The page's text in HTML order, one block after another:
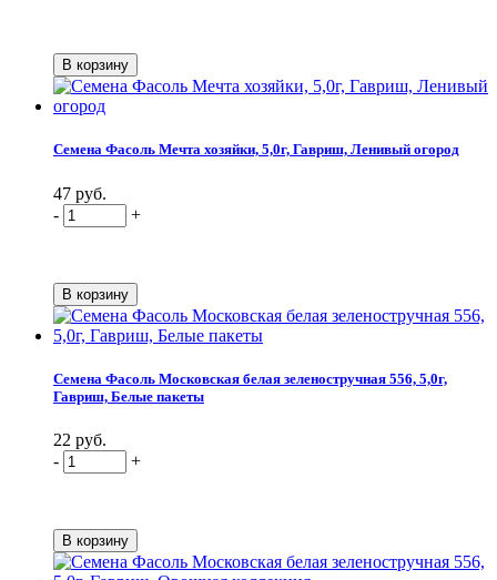
Семена Фасоль Мечта хозяйки, 5,0г, Гавриш, Ленивый огород
47 руб.
-
+
Семена Фасоль Московская белая зеленостручная 556, 5,0г,
Гавриш, Белые пакеты
22 руб.
-
+